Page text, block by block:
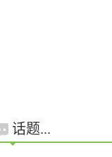
话题...